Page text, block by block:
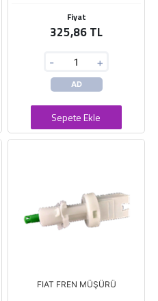
Fiyat
325,86 TL
- +
AD
Sepete Ekle
FIAT FREN MÜŞÜRÜ